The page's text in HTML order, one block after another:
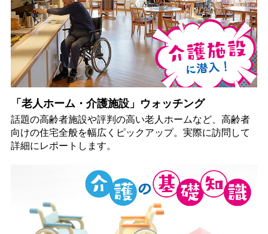
「老人ホーム・介護施設」ウォッチング
話題の高齢者施設や評判の高い老人ホームなど、高齢者
向けの住宅全般を幅広くピックアップ。実際に訪問して
詳細にレポートします。